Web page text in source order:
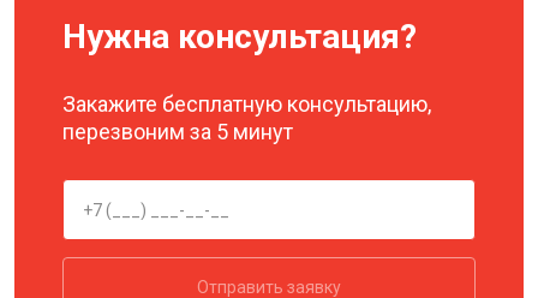
Нужна консультация?
Закажите бесплатную консультацию,
перезвоним за 5 минут
Отправить заявку